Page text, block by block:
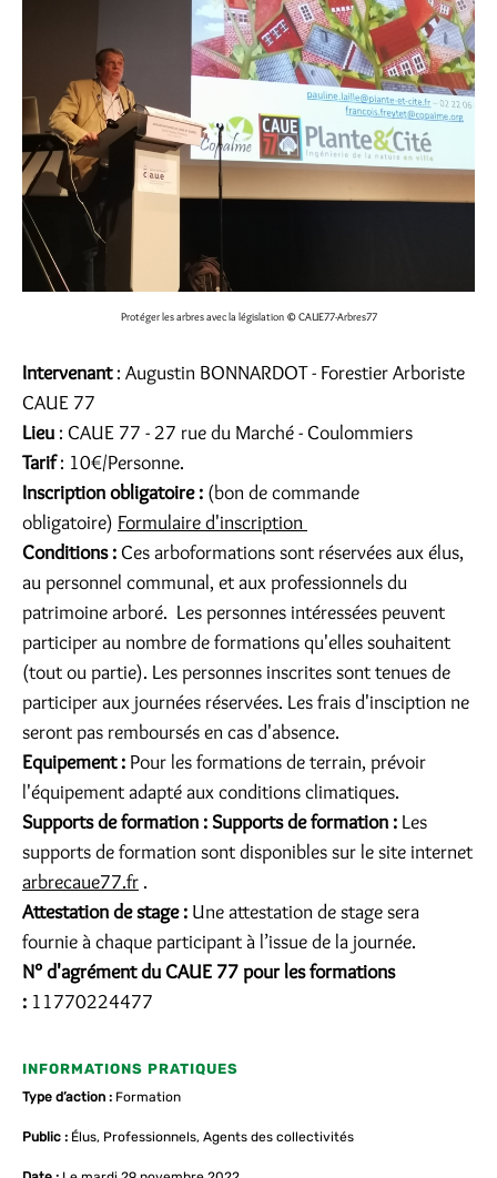
Protéger les arbres avec la législation © CAUE77-Arbres77
Intervenant: Augustin BONNARDOT - Forestier Arboriste
CAUE 77
Lieu : CAUE 77 - 27 rue du Marché - Coulommiers
Tarif: 10€/Personne.
Inscription obligatoire : (bon de commande
obligatoire) Formulaire d'inscription
Conditions : Ces arboformations sont réservées aux élus,
au personnel communal, et aux professionnels du
patrimoine arboré. Les personnes intéressées peuvent
participer au nombre de formations qu'elles souhaitent
(tout ou partie). Les personnes inscrites sont tenues de
participer aux journées réservées. Les frais d'insciption ne
seront pas remboursés en cas d'absence.
Equipement : Pour les formations de terrain, prévoir
l'équipement adapté aux conditions climatiques.
Supports de formation :Supports de formation : Les
supports de formation sont disponibles sur le site internet
arbrecaue77.fr .
Attestation de stage : Une attestation de stage sera
fournie à chaque participant à l’issue de la journée.
N° d'agrément du CAUE 77 pour les formations
: 11770224477
INFORMATIONS PRATIQUES
Type d’action : Formation
Public : Élus, Professionnels, Agents des collectivités